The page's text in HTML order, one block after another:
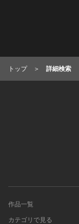
トップ 詳細検索
作品一覧
カテゴリで見る